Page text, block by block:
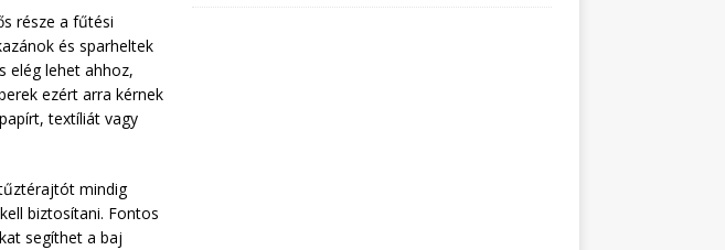
része a fűtési
és sparheltek
elég lehet ahhoz,
ezért arra kérnek
textíliát vagy
mindig
biztosítani. Fontos
segíthet a baj